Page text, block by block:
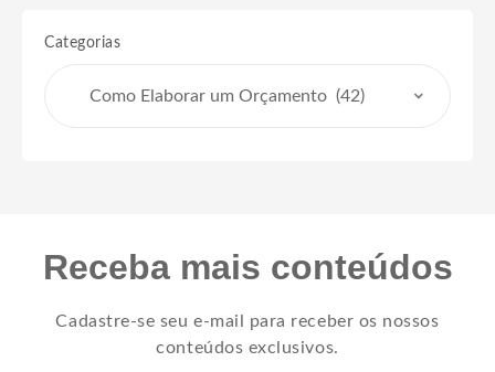
Categorias
Receba mais conteúdos
Cadastre-se seu e-mail para receber os nossos
conteúdos exclusivos.